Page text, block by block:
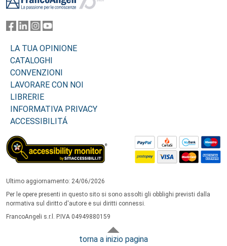
LA TUA OPINIONE
CATALOGHI
CONVENZIONI
LAVORARE CON NOI
LIBRERIE
INFORMATIVA PRIVACY
ACCESSIBILITÁ
Ultimo aggiornamento: 24/06/2026
Per le opere presenti in questo sito si sono assolti gli obblighi previsti dalla
normativa sul diritto d'autore e sui diritti connessi.
FrancoAngeli s.r.l. P.IVA 04949880159
torna a inizio pagina